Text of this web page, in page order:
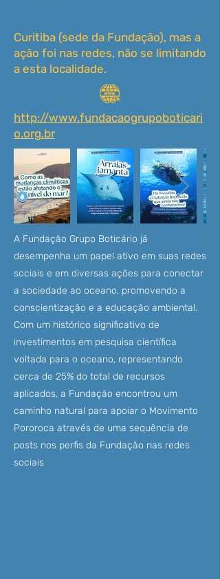
Curitiba (sede da Fundação), mas a
ação foi nas redes, não se limitando
a esta localidade.
http://www.fundacaogrupoboticari
o.org.br
A Fundação Grupo Boticário já
desempenha um papel ativo em suas redes
sociais e em diversas ações para conectar
a sociedade ao oceano, promovendo a
conscientização e a educação ambiental.
Com um histórico significativo de
investimentos em pesquisa científica
voltada para o oceano, representando
cerca de 25% do total de recursos
aplicados, a Fundação encontrou um
caminho natural para apoiar o Movimento
Pororoca através de uma sequência de
posts nos perfis da Fundação nas redes
sociais